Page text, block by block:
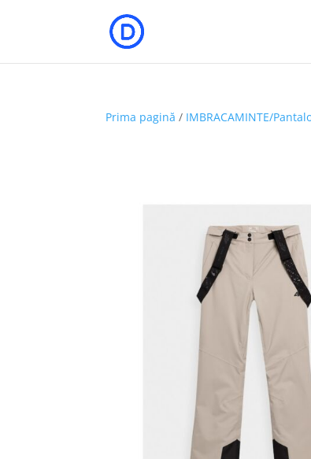
Prima pagină / IMBRACAMINTE/